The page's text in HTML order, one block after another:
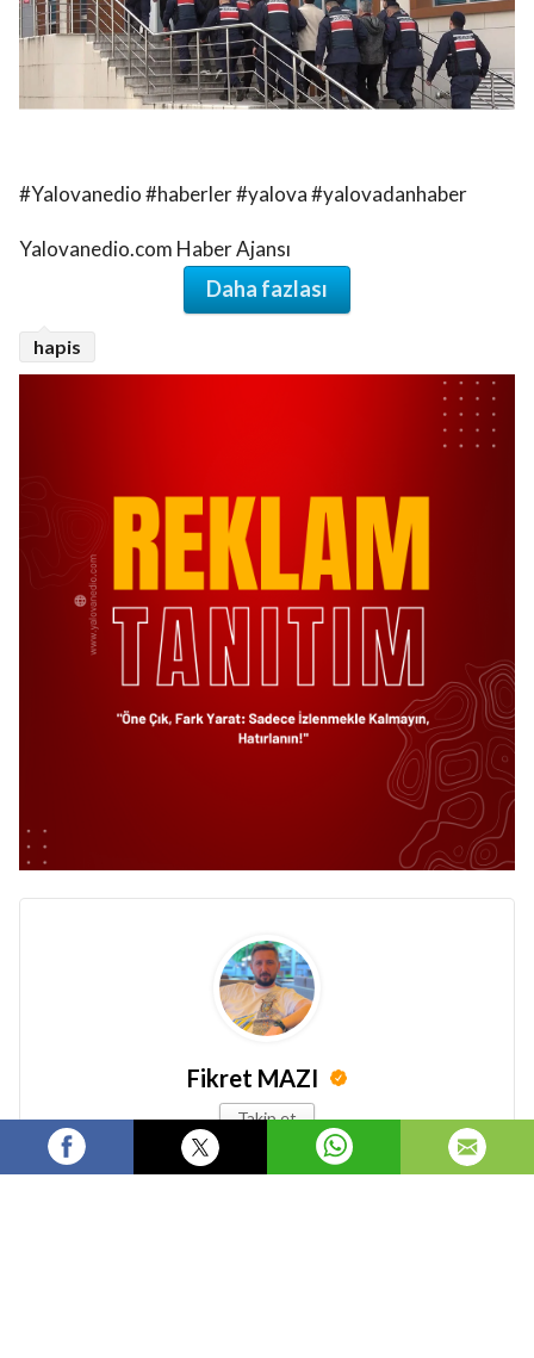
#Yalovanedio #haberler #yalova #yalovadanhaber
Yalovanedio.com Haber Ajansı
Daha fazlası
hapis
Fikret MAZI
Takip et
Yalova'nın En Hızlı Gazetecisi! / İHBAR HATTI /